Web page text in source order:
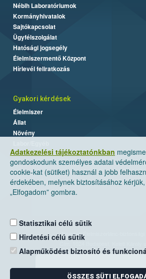
Adatkezelési tájékoztatónkban
gondoskodunk személyes adatai
cookie-kat (sütiket) használ a jobb
érdekében, melynek biztosításához
„Elfogadom” gombra.
Statisztikai célú sütik
Hirdetési célú sütik
Alapműködést biztosító és
ÖSSZES SÜTI
Nébih Laboratóriumok
Kormányhivatalok
Sajtókapcsolat
Ügyfélszolgálat
Hatósági jogsegély
Élelmiszermentő Központ
Hírlevél feliratkozás
Gyakori kérdések
Élelmiszer
Állat
Növény
Nemzeti Élelmiszerlánc-biztonsági
Levelezési cím: 1525 Budapest.